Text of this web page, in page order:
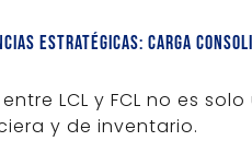
estratégicas: Carga
entre LCL y FCL no es
y de inventario.